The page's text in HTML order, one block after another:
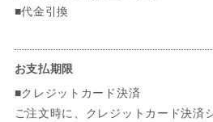
■代金引換
お支払期限
■クレジットカード決済
ご注文時に、クレジットカード決済